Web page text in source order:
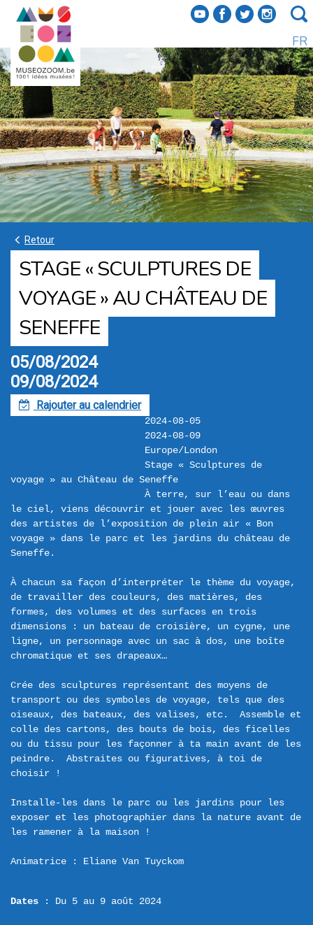
f a b e
FR
k Retour
STAGE « SCULPTURES DE
VOYAGE » AU CHÂTEAU DE
SENEFFE
05/08/2024
09/08/2024
F Rajouter au calendrier
2024-08-05
2024-08-09
Europe/London
Stage « Sculptures de
voyage » au Château de Seneffe
À terre, sur l’eau ou dans
le ciel, viens découvrir et jouer avec les œuvres
des artistes de l’exposition de plein air « Bon
voyage » dans le parc et les jardins du château de
Seneffe.
À chacun sa façon d’interpréter le thème du voyage,
de travailler des couleurs, des matières, des
formes, des volumes et des surfaces en trois
dimensions : un bateau de croisière, un cygne, une
ligne, un personnage avec un sac à dos, une boîte
chromatique et ses drapeaux…
Crée des sculptures représentant des moyens de
transport ou des symboles de voyage, tels que des
oiseaux, des bateaux, des valises, etc.  Assemble et
colle des cartons, des bouts de bois, des ficelles
ou du tissu pour les façonner à ta main avant de les
peindre.  Abstraites ou figuratives, à toi de
choisir !
Installe-les dans le parc ou les jardins pour les
exposer et les photographier dans la nature avant de
les ramener à la maison !
Dates : Du 5 au 9 août 2024